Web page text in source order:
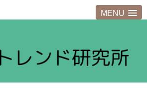
MENU